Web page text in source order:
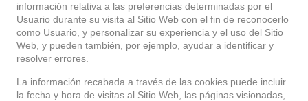
información relativa a las preferencias determinadas por el
Usuario durante su visita al Sitio Web con el fin de reconocerlo
como Usuario, y personalizar su experiencia y el uso del Sitio
Web, y pueden también, por ejemplo, ayudar a identificar y
resolver errores.
La información recabada a través de las cookies puede incluir
la fecha y hora de visitas al Sitio Web, las páginas visionadas,